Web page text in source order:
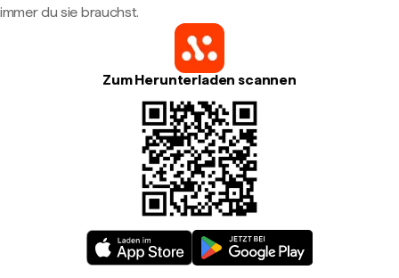
immer du sie brauchst.
Zum Herunterladen scannen